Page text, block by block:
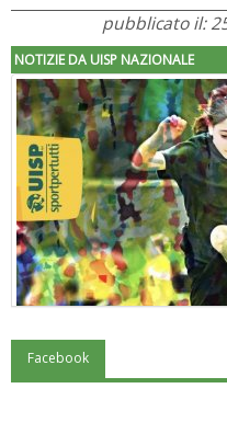
pubblicato il:
NOTIZIE DA UISP NAZIONALE
"Superare gli ostacoli": la
Facebook